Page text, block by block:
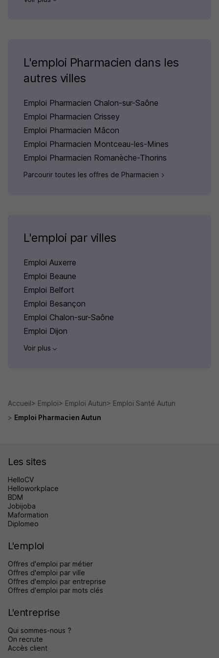
L'emploi Pharmacien dans les
autres villes
Emploi Pharmacien Chalon-sur-Saône
Emploi Pharmacien Crissey
Emploi Pharmacien Mâcon
Emploi Pharmacien Montceau-les-Mines
Emploi Pharmacien Romanèche-Thorins
Parcourir toutes les offres de Pharmacien
L'emploi par villes
Emploi Auxerre
Emploi Beaune
Emploi Belfort
Emploi Besançon
Emploi Chalon-sur-Saône
Emploi Dijon
Voir plus
Accueil Emploi Emploi Autun
Emploi Santé Autun
Emploi Pharmacien Autun
Les sites
HelloCV
Helloworkplace
BDM
Jobijoba
Maformation
Diplomeo
L'emploi
Offres d'emploi par métier
Offres d'emploi par ville
Offres d'emploi par entreprise
Offres d'emploi par mots clés
L'entreprise
Qui sommes-nous ?
On recrute
Accès client